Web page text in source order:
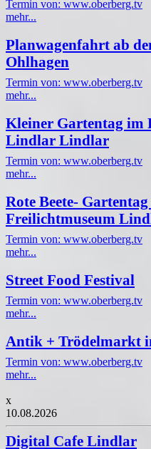
Termin von: www.oberberg.tv
mehr...
Planwagenfahrt ab
Ohlhagen
Termin von: www.oberberg.tv
mehr...
Kleiner Gartentag im
Lindlar Lindlar
Termin von: www.oberberg.tv
mehr...
Rote Beete-
Freilichtmuseum
Termin von: www.oberberg.tv
mehr...
Street Food Festival
Termin von: www.oberberg.tv
mehr...
Antik + Trödelmarkt
Termin von: www.oberberg.tv
mehr...
x
10.08.2026
Digital Cafe Lindlar